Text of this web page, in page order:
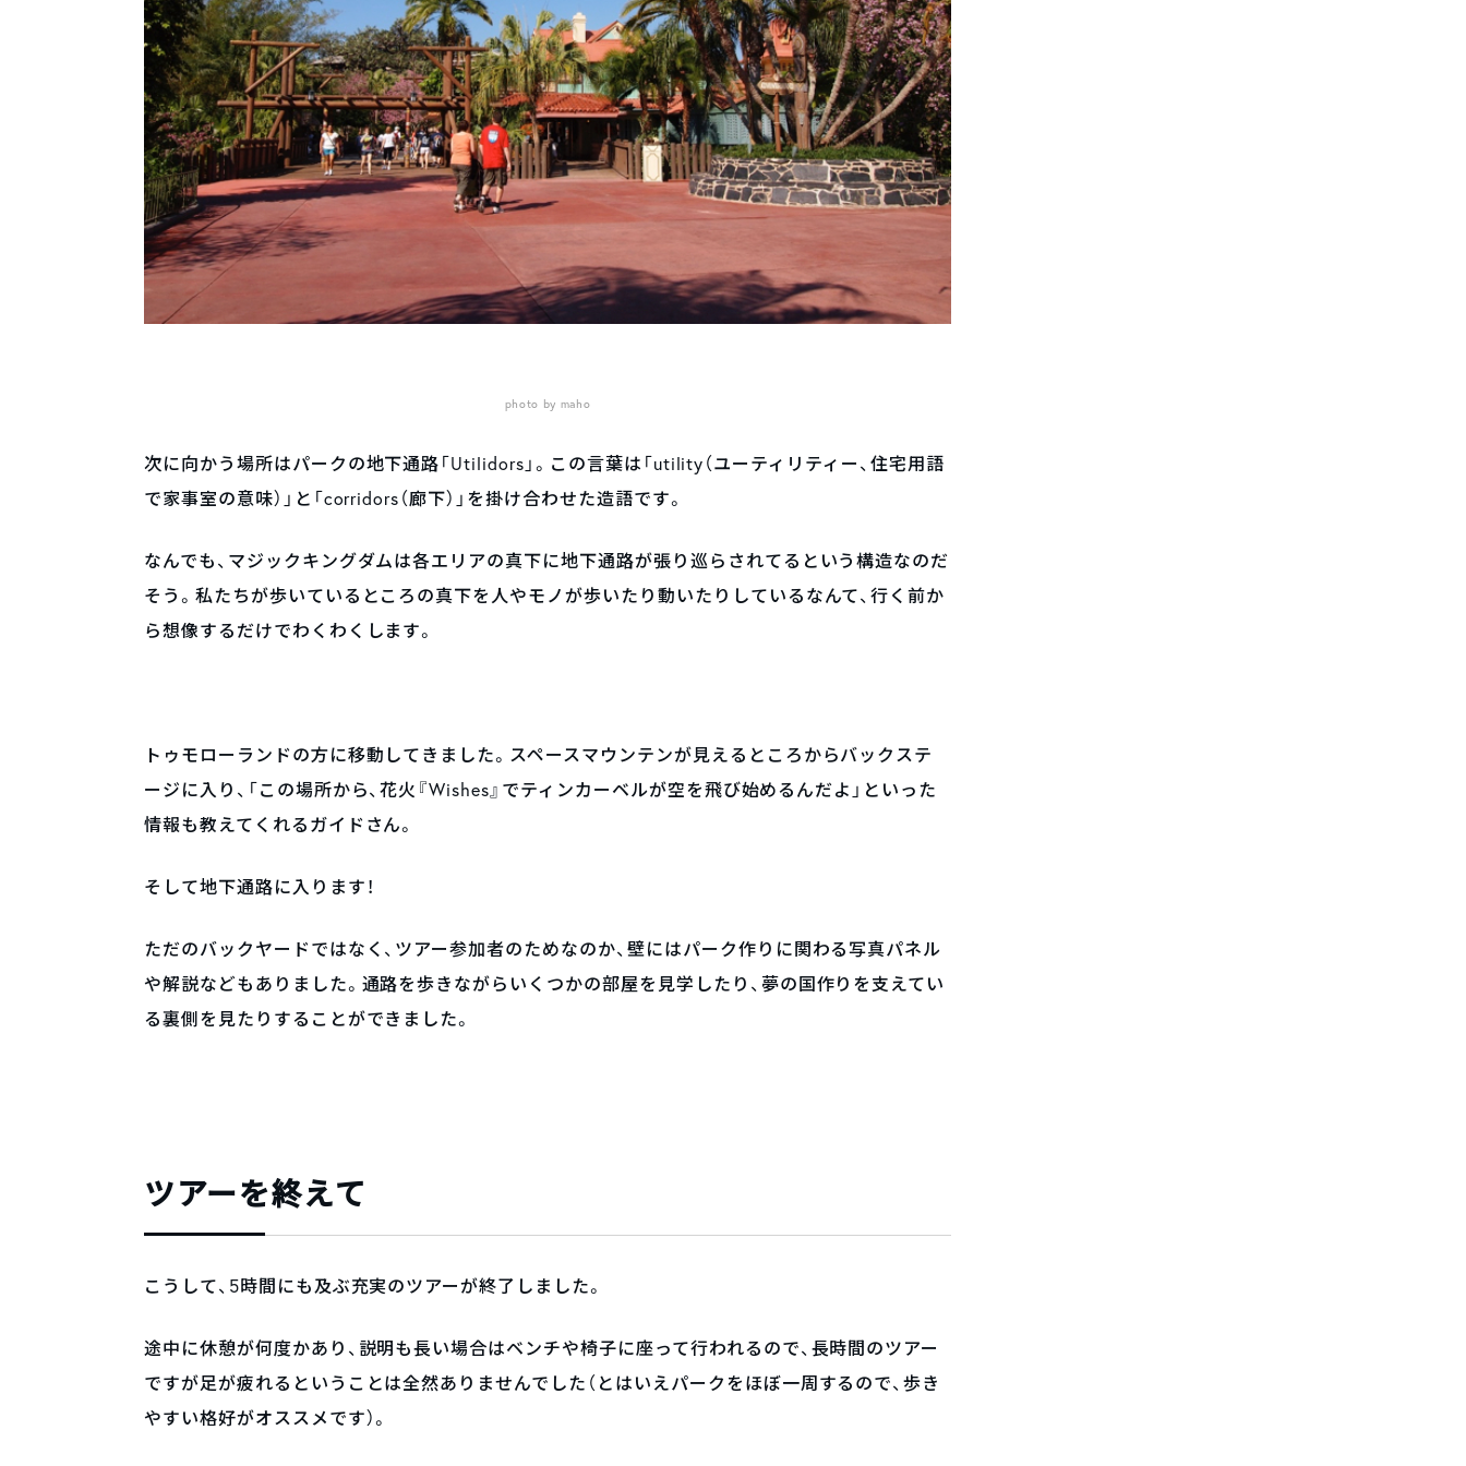
photo by maho
次に向かう場所はパークの地下通路「Utilidors」。この言葉は「utility（ユーティリティー、住宅用語
で家事室の意味）」と「corridors（廊下）」を掛け合わせた造語です。
なんでも、マジックキングダムは各エリアの真下に地下通路が張り巡らされてるという構造なのだ
そう。私たちが歩いているところの真下を人やモノが歩いたり動いたりしているなんて、行く前か
ら想像するだけでわくわくします。
トゥモローランドの方に移動してきました。スペースマウンテンが見えるところからバックステ
ージに入り、「この場所から、花火『Wishes』でティンカーベルが空を飛び始めるんだよ」といった
情報も教えてくれるガイドさん。
そして地下通路に入ります！
ただのバックヤードではなく、ツアー参加者のためなのか、壁にはパーク作りに関わる写真パネル
や解説などもありました。通路を歩きながらいくつかの部屋を見学したり、夢の国作りを支えてい
る裏側を見たりすることができました。
ツアーを終えて
こうして、5時間にも及ぶ充実のツアーが終了しました。
途中に休憩が何度かあり、説明も長い場合はベンチや椅子に座って行われるので、長時間のツアー
ですが足が疲れるということは全然ありませんでした（とはいえパークをほぼ一周するので、歩き
やすい格好がオススメです）。